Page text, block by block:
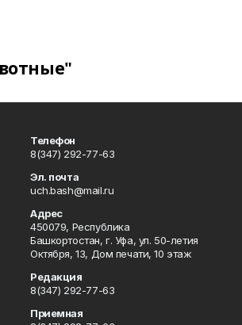
Телефон
8(347) 292-77-63
Эл. почта
uch.bash@mail.ru
Адрес
450079, Республика
Башкортостан, г. Уфа, ул. 50-летия
Октября, 13, Дом печати, 10 этаж
Редакция
8(347) 292-77-63
Приемная